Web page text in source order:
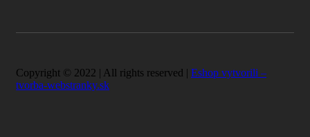
Copyright © 2022 | All rights reserved | Eshop vytvorili –
tvorba-webstranky.sk